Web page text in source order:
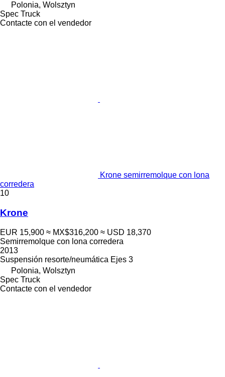
Polonia, Wolsztyn
Spec Truck
Contacte con el vendedor
Krone semirremolque con lona
corredera
10
Krone
EUR 15,900 ≈ MX$316,200 ≈ USD 18,370
Semirremolque con lona corredera
2013
Suspensión resorte/neumática Ejes 3
Polonia, Wolsztyn
Spec Truck
Contacte con el vendedor